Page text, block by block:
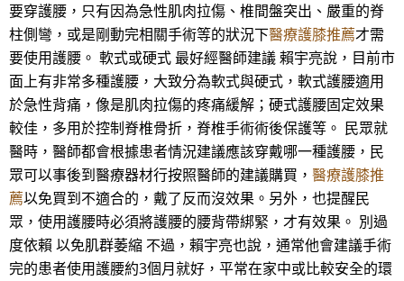
要穿護腰，只有因為急性肌肉拉傷、椎間盤突出、嚴重的脊
柱側彎，或是剛動完相關手術等的狀況下醫療護膝推薦才需
要使用護腰。 軟式或硬式 最好經醫師建議 賴宇亮說，目前市
面上有非常多種護腰，大致分為軟式與硬式，軟式護腰適用
於急性背痛，像是肌肉拉傷的疼痛緩解；硬式護腰固定效果
較佳，多用於控制脊椎骨折，脊椎手術術後保護等。 民眾就
醫時，醫師都會根據患者情況建議應該穿戴哪一種護腰，民
眾可以事後到醫療器材行按照醫師的建議購買， 醫療護膝推
薦以免買到不適合的，戴了反而沒效果。另外，也提醒民
眾，使用護腰時必須將護腰的腰背帶綁緊，才有效果。 別過
度依賴 以免肌群萎縮 不過，賴宇亮也說，通常他會建議手術
完的患者使用護腰約3個月就好，平常在家中或比較安全的環